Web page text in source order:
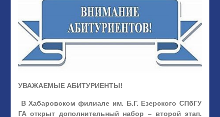
УВАЖАЕМЫЕ АБИТУРИЕНТЫ!
В Хабаровском филиале им. Б.Г. Езерского СПбГУ
ГА открыт дополнительный набор – второй этап.